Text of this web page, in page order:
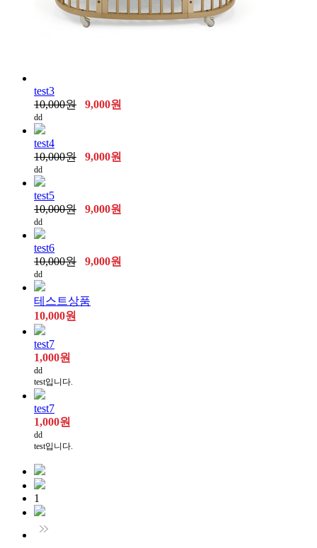
test3
10,000원
9,000원
dd
test4
10,000원
9,000원
dd
test5
10,000원
9,000원
dd
test6
10,000원
9,000원
dd
테스트상품
10,000원
test7
1,000원
dd
test입니다.
test7
1,000원
dd
test입니다.
1